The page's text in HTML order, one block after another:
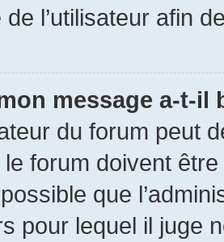
l’utilisateur afin
message a-t-il
du forum peut
forum doivent
que
pour lequel il juge